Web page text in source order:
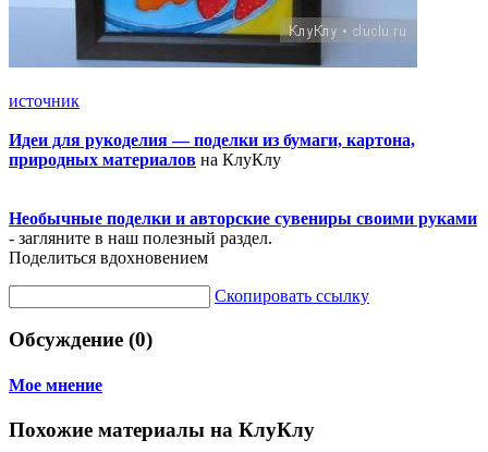
источник
Идеи для рукоделия — поделки из бумаги, картона,
природных материалов на КлуКлу
Необычные поделки и авторские сувениры своими руками
- загляните в наш полезный раздел.
Поделиться вдохновением
Скопировать ссылку
Обсуждение (0)
Мое мнение
Похожие материалы на КлуКлу